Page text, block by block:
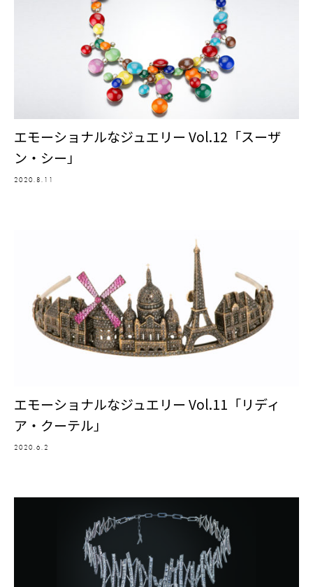
エモーショナルなジュエリー Vol.12「スーザ
ン・シー」
2020.8.11
エモーショナルなジュエリー Vol.11「リディ
ア・クーテル」
2020.6.2